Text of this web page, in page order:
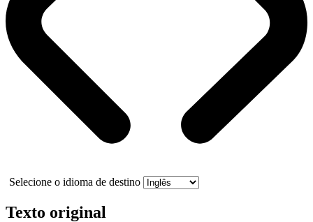
Selecione o idioma de destino
Texto original